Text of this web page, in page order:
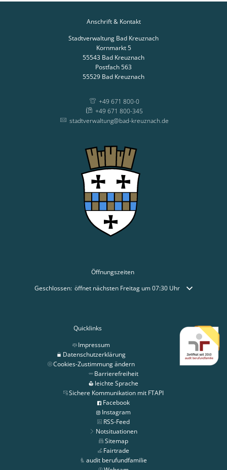
Anschrift & Kontakt
Stadtverwaltung Bad Kreuznach
Kornmarkt 5
55543 Bad Kreuznach
Postfach 563
55529 Bad Kreuznach
+49 671 800-0
+49 671 800-345
stadtverwaltung@bad-kreuznach.de
Öffnungszeiten
Klicken, um weitere Öffnungs- oder Schließzeiten auszublenden
Geschlossen: öffnet nächsten Freitag um 07:30 Uhr
Quicklinks
Impressum
Datenschutzerklärung
Cookies-Zustimmung ändern
Barrierefreiheit
leichte Sprache
Sichere Kommunikation mit FTAPI
Facebook
Instagram
RSS-Feed
Notsituationen
Sitemap
Fairtrade
audit berufundfamilie